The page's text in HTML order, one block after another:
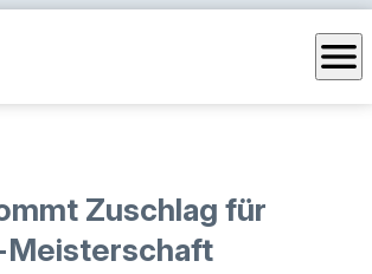
menu
Zuschlag für
Meisterschaft